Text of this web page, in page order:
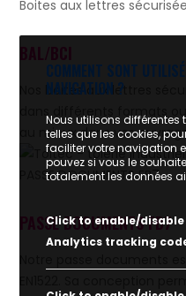
BAL/BCI
Nos boites aux lettres
dans différents formats
au mieux dans vos
PASSE DOCUMENTS FB7
COMMENT SONT
NAVIGATION ?
Nous utilisons
telles que les cookies,
faciliter votre navigation
pouvez si vous le
totalement les données
Click to enable/disable
Analytics tracking